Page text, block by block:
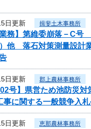
日更新 揖斐土木事務所
業務】第維委崩落－C
他 落石対策測量設計
日更新 郡上農林事務所
号】県営ため池防災
に関する一般競争入
日更新 恵那農林事務所